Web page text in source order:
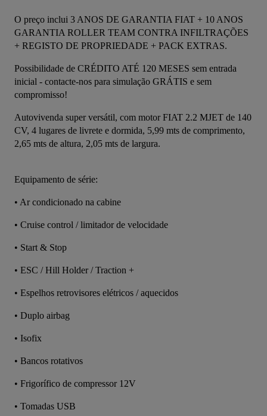
O preço inclui 3 ANOS DE GARANTIA FIAT + 10 ANOS
GARANTIA ROLLER TEAM CONTRA INFILTRAÇÕES
+ REGISTO DE PROPRIEDADE + PACK EXTRAS.
Possibilidade de CRÉDITO ATÉ 120 MESES sem entrada
inicial - contacte-nos para simulação GRÁTIS e sem
compromisso!
Autovivenda super versátil, com motor FIAT 2.2 MJET de 140
CV, 4 lugares de livrete e dormida, 5,99 mts de comprimento,
2,65 mts de altura, 2,05 mts de largura.
Equipamento de série:
• Ar condicionado na cabine
• Cruise control / limitador de velocidade
• Start & Stop
• ESC / Hill Holder / Traction +
• Espelhos retrovisores elétricos / aquecidos
• Duplo airbag
• Isofix
• Bancos rotativos
• Frigorífico de compressor 12V
• Tomadas USB